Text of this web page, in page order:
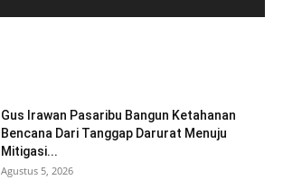
Gus Irawan Pasaribu Bangun Ketahanan
Bencana Dari Tanggap Darurat Menuju
Mitigasi...
Agustus 5, 2026